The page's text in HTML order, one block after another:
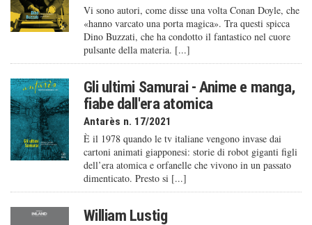
Vi sono autori, come disse una volta Conan Doyle, che
«hanno varcato una porta magica». Tra questi spicca
Dino Buzzati, che ha condotto il fantastico nel cuore
pulsante della materia. [...]
Gli ultimi Samurai - Anime e manga,
fiabe dall'era atomica
Antarès n. 17/2021
È il 1978 quando le tv italiane vengono invase dai
cartoni animati giapponesi: storie di robot giganti figli
dell’era atomica e orfanelle che vivono in un passato
dimenticato. Presto si [...]
William Lustig